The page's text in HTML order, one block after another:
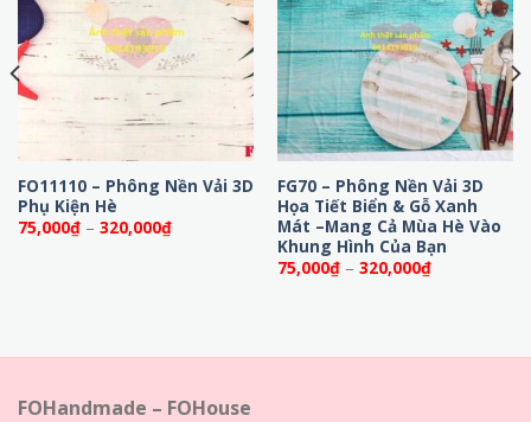
FO11110 – Phông Nền Vải 3D
Phụ Kiện Hè
75,000₫ – 320,000₫Khoảng
giá:
FG70 – Phông Nền Vải 3D
Họa Tiết Biển & Gỗ Xanh
Mát –Mang Cả Mùa Hè Vào
Khung Hình Của Bạn
75,000₫ – 320,000₫Khoảng
giá:
FOHandmade – FOHouse